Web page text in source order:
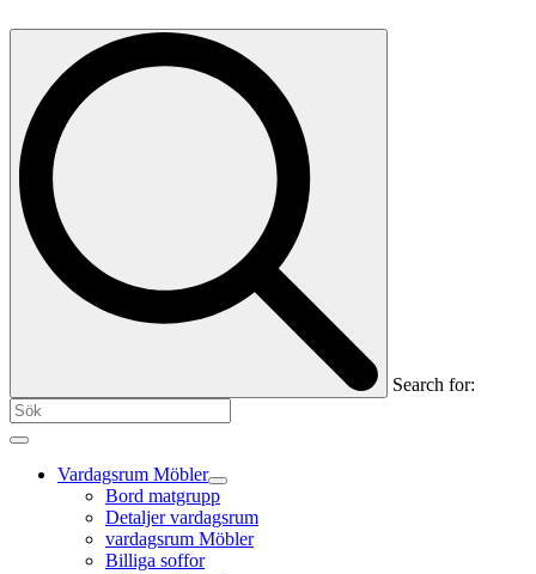
Search for:
Vardagsrum Möbler
Bord matgrupp
Detaljer vardagsrum
vardagsrum Möbler
Billiga soffor